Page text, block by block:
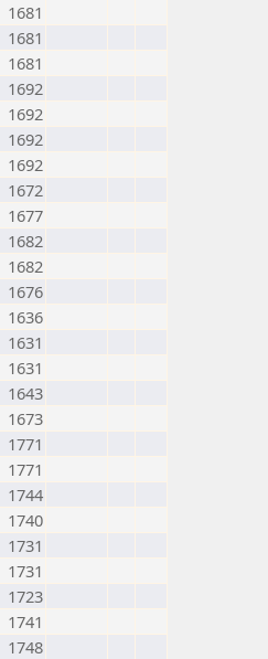
1681
1681
1681
1692
1692
1692
1692
1672
1677
1682
1682
1676
1636
1631
1631
1643
1673
1771
1771
1744
1740
1731
1731
1723
1741
1748